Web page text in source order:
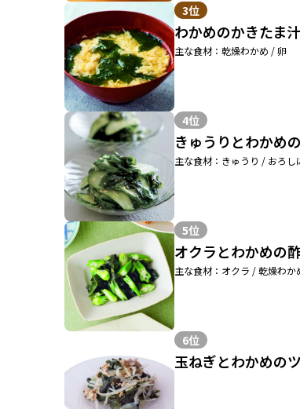
3位
わかめのかきたま汁
主な食材：乾燥わかめ / 卵
4位
きゅうりとわかめ
主な食材：きゅうり / おろし
5位
オクラとわかめの
主な食材：オクラ / 乾燥わか
6位
玉ねぎとわかめの